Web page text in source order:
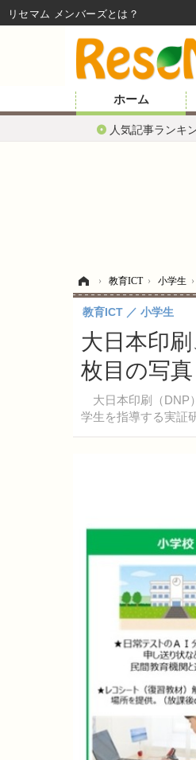
ホーム
人気記事ランキ
› 教育ICT › 小学生 ›
大日本印
枚目の写
大日本印刷（DNP
学生を指導する実証
教育ICT 小学生
リセマム メンバーズ